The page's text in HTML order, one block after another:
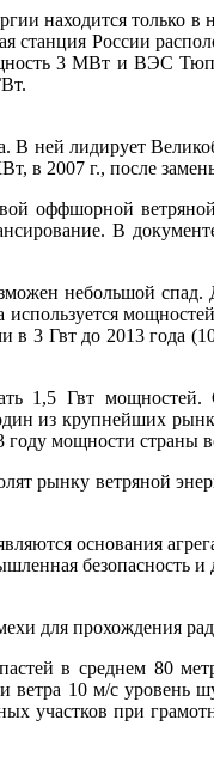
находится только
России
3 МВт и ВЭС
В ней лидирует
в 2007 г., после
оффшорной
В
небольшой спад.
Гвт до 2013 года
1,5 Гвт
из крупнейших
году мощности страны
рынку ветряной
основания
безопасность и
для прохождения
в среднем 80
10 м/с уровень
участков при